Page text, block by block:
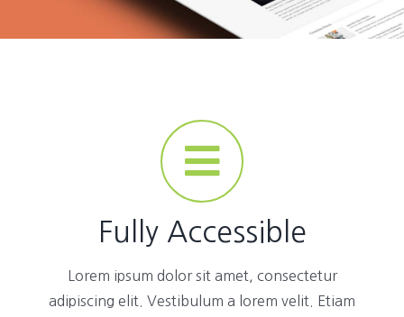
Fully Accessible
Lorem ipsum dolor sit amet, consectetur
adipiscing elit. Vestibulum a lorem velit. Etiam